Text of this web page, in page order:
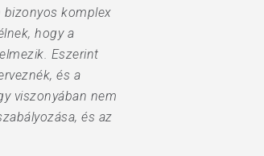
bizonyos komplex
hogy a
Eszerint
és a
viszonyában nem
és az